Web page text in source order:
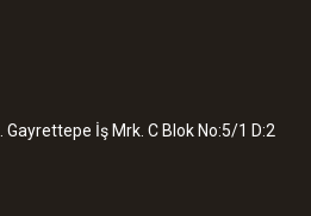
ve nem data
Gayrettepe İş Mrk. C Blok No:5/1 D:2